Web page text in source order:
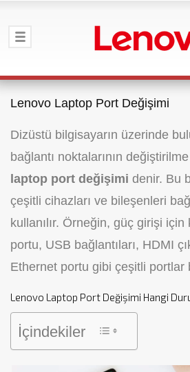
Lenovo Laptop Port Değişimi
Dizüstü bilgisayarın üzerinde
bağlantı noktalarının
laptop port değişimi denir. Bu
çeşitli cihazları ve bileşenleri
kullanılır. Örneğin, güç girişi için
portu, USB bağlantıları, HDMI
Ethernet portu gibi çeşitli portlar
Lenovo Laptop Port Değişimi Hangi
İçindekiler